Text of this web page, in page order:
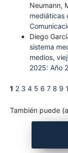
Neumann,
mediáticas
Diego
sistema
medios,
2025: Año
1 2 3 4 5 6 7 8 9
También puede